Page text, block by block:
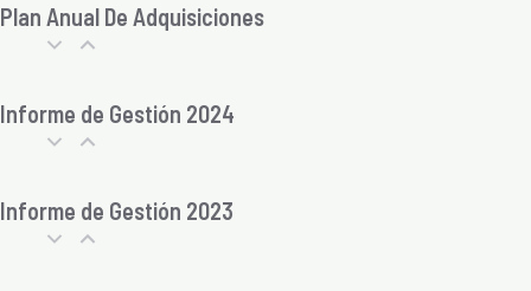
Plan Anual De Adquisiciones
Informe de Gestión 2024
Informe de Gestión 2023